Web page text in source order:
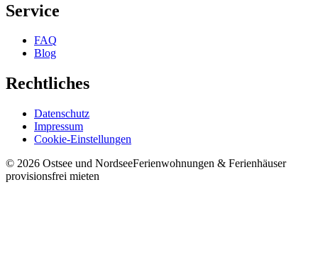
Service
FAQ
Blog
Rechtliches
Datenschutz
Impressum
Cookie-Einstellungen
© 2026 Ostsee und NordseeFerienwohnungen & Ferienhäuser
provisionsfrei mieten